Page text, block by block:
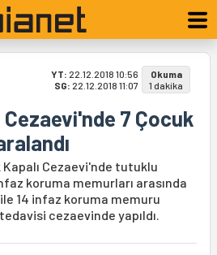
YT: 22.12.2018 10:56
SG: 22.12.2018 11:07
Okuma
1 dakika
7 Çocuk
Cezaevi'nde tutuklu
koruma memurları arasında
14 infaz koruma memuru
cezaevinde yapıldı.